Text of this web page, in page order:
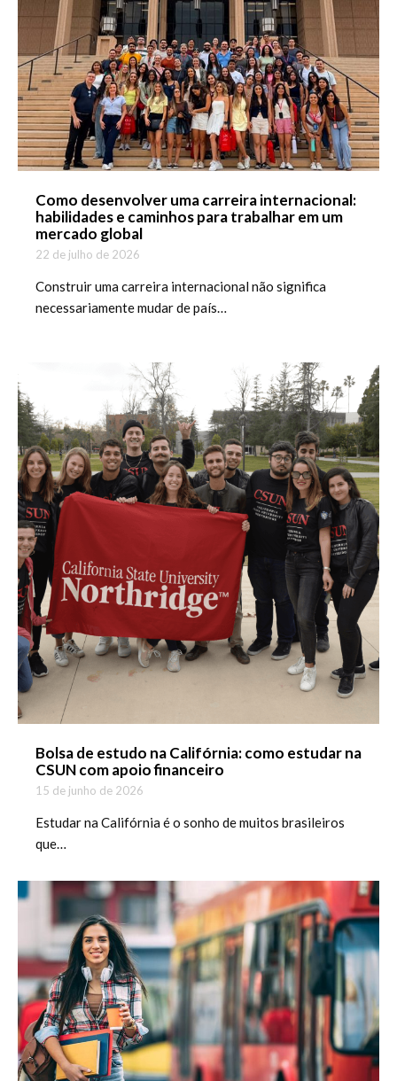
Como desenvolver uma carreira internacional:
habilidades e caminhos para trabalhar em um
mercado global
22 de julho de 2026
Construir uma carreira internacional não significa
necessariamente mudar de país…
Bolsa de estudo na Califórnia: como estudar na
CSUN com apoio financeiro
15 de junho de 2026
Estudar na Califórnia é o sonho de muitos brasileiros
que…